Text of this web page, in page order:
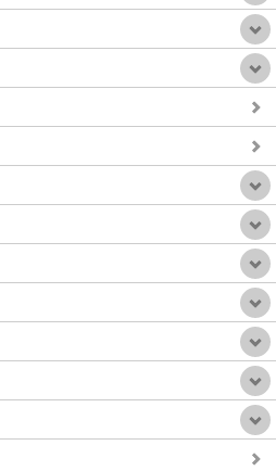
気装置(HEPAフィルタ付属)